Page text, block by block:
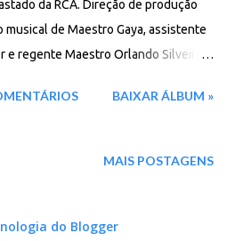
da RCA. Direção de produção
de Maestro Gaya, assistente
e regente Maestro Orlando Silveira,
) Faixas: 01. Frei Damião 02. Tei
07. Cavalo crioulo 08. Sangue
- Google Drive - Box - MEGA
BAIXAR ÁLBUM »
MAIS POSTAGENS
do Blogger